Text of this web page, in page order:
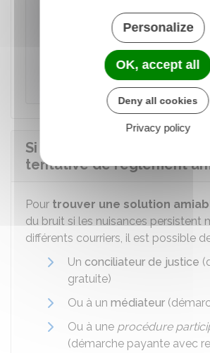
cette lettre recommandée au
l'informer de la situation et lui
d'agir pour faire cesser le
est en effet garant de la
habitants de la commune.
Si les nuisances
tentative de règlement
Pour trouver une solution
du bruit si les nuisances persistent
différents courriers, il est possible
Un conciliateur de justice
gratuite)
Ou à un médiateur
Ou à une procédure
(démarche payante avec
Personalize
OK, accept all
Deny all cookies
Privacy policy